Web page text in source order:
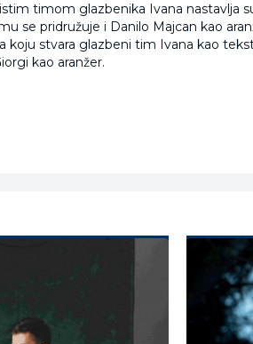
timom glazbenika Ivana nastavlja
se pridružuje i Danilo Majcan kao
koju stvara glazbeni tim Ivana kao
kao aranžer.